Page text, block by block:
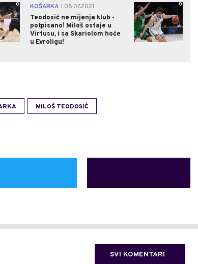
0 KOŠARKA
08.07.2021.
Teodosić ne mijenja klub -
potpisano! Miloš ostaje u
Virtusu, i sa Skariolom hoće
u Evroligu!
0
MILOŠ TEODOSIĆ
SVI KOMENTARI